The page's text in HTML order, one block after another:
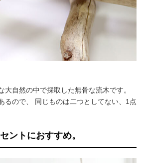
大自然の中で採取した無骨な流木です。
るので、 同じものは二つとしてない、1点
ントにおすすめ。